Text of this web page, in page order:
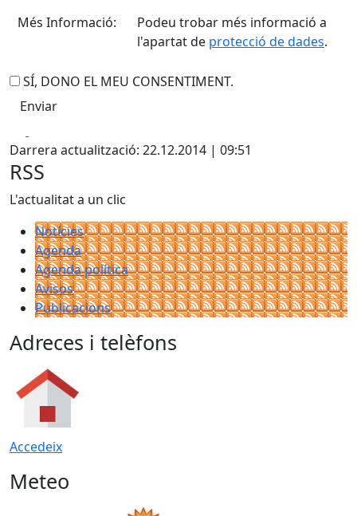
Més Informació:
Podeu trobar més informació a
l'apartat de protecció de dades.
SÍ, DONO EL MEU CONSENTIMENT.
Darrera actualització: 22.12.2014 | 09:51
RSS
L'actualitat a un clic
Notícies
Agenda
Agenda política
Avisos
Publicacions
Adreces i telèfons
Accedeix
Meteo